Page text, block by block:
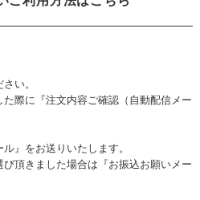
い。
際に『注文内容ご確認（自動配信メー
』をお送りいたします。
頂きました場合は『お振込お願いメー